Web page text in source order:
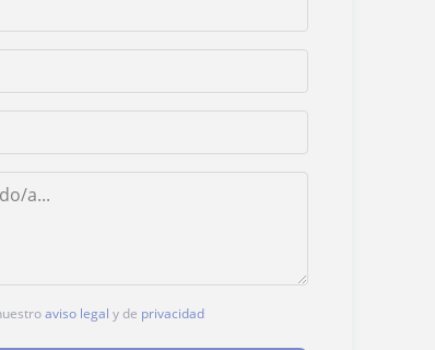
aviso legal y de privacidad